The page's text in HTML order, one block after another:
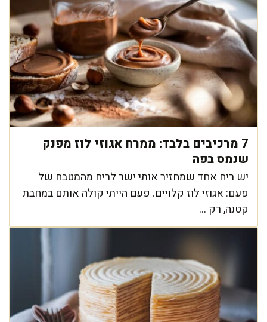
7 מרכיבים בלבד: ממרח אגוזי לוז מפנק
שנמס בפה
יש ריח אחד שמחזיר אותי ישר לריח מהמטבח של
פעם: אגוזי לוז קלויים. פעם הייתי קולה אותם במחבת
קטנה, רק ...